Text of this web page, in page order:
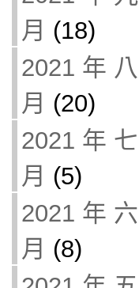
月 (18)
2021 年 八
月 (20)
2021 年 七
月 (5)
2021 年 六
月 (8)